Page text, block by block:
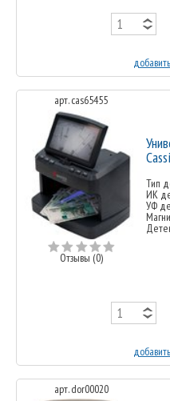
арт. cas65455
Отзывы (0)
Тип
ИК
УФ
арт. dor00020